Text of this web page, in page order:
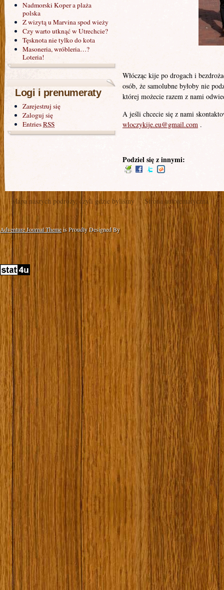
Włócząc kije po drogach i
osób, że samolubne byłoby nie
której możecie razem z nami
A jeśli chcecie się z nami
wloczykije.eu@gmail.com .
Podziel się z innymi:
Nadmorski Koper a plaża
polska
Z wizytą u Marvina spod wieży
Czy warto utknąć w Utrechcie?
Tęsknota nie tylko do kota
Masoneria, wróbleria…?
Loteria!
Logi i prenumeraty
Zarejestruj się
Zaloguj się
EntriesRSS
Mapa naszych podróży, czyli gdzie byliśmy Strona autotematyczna
Adventure Journal Themeis Proudly Designed By